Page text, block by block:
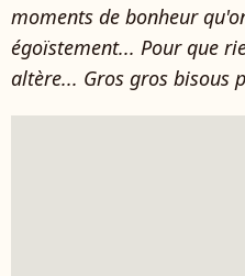
moments de bonheur
égoïstement... Pour que
altère... Gros gros bisous